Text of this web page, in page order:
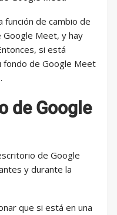
función de cambio de
Google Meet, y hay
si está
fondo de Google Meet
de Google
de Google
y durante la
que si está en una